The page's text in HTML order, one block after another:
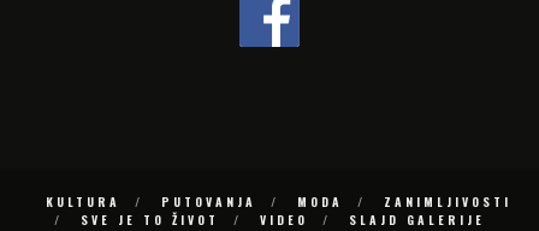
KULTURA PUTOVANJA MODA
ZANIMLJIVOSTI
SVE JE TO ŽIVOT
VIDEO
SLAJD GALERIJE